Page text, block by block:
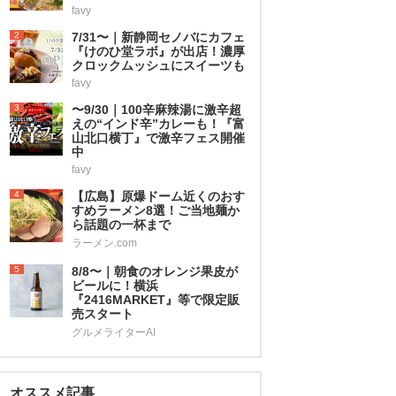
favy
2
7/31〜｜新静岡セノバにカフェ
『けのひ堂ラボ』が出店！濃厚
クロックムッシュにスイーツも
favy
3
〜9/30｜100辛麻辣湯に激辛超
えの“インド辛”カレーも！『富
山北口横丁』で激辛フェス開催
中
favy
4
【広島】原爆ドーム近くのおす
すめラーメン8選！ご当地麺か
ら話題の一杯まで
ラーメン.com
5
8/8〜｜朝食のオレンジ果皮が
ビールに！横浜
『2416MARKET』等で限定販
売スタート
グルメライターAI
オススメ記事